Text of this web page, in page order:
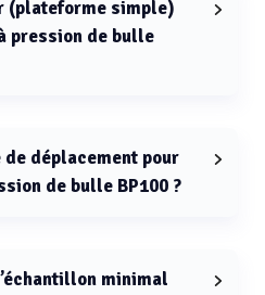
(plateforme simple)
pression de bulle
déplacement pour
de bulle BP100 ?
minimal